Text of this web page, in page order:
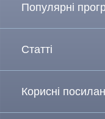
Популярні
Статті
Корисні